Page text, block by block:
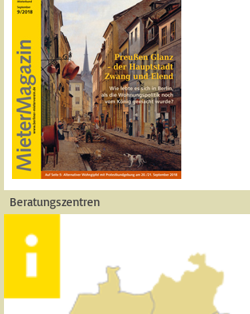
Beratungszentren